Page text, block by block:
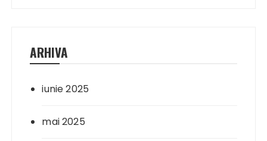
ARHIVA
iunie 2025
mai 2025